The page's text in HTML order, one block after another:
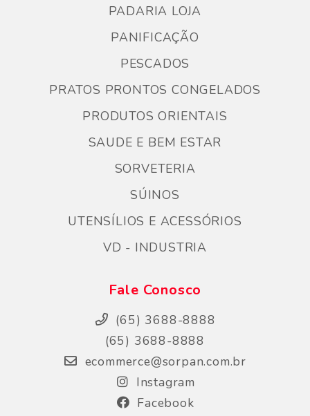
PADARIA LOJA
PANIFICAÇÃO
PESCADOS
PRATOS PRONTOS CONGELADOS
PRODUTOS ORIENTAIS
SAUDE E BEM ESTAR
SORVETERIA
SÚINOS
UTENSÍLIOS E ACESSÓRIOS
VD - INDUSTRIA
Fale Conosco
(65) 3688-8888
(65) 3688-8888
ecommerce@sorpan.com.br
Instagram
Facebook